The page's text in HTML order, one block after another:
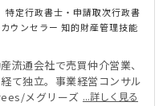
特定行政書士・申請取次行政書
ウンセラー 知的財産管理技能
流通会社で売買仲介営業、
て独立。事業経営コンサル
メグリーズ 設立、代
...詳しく見る